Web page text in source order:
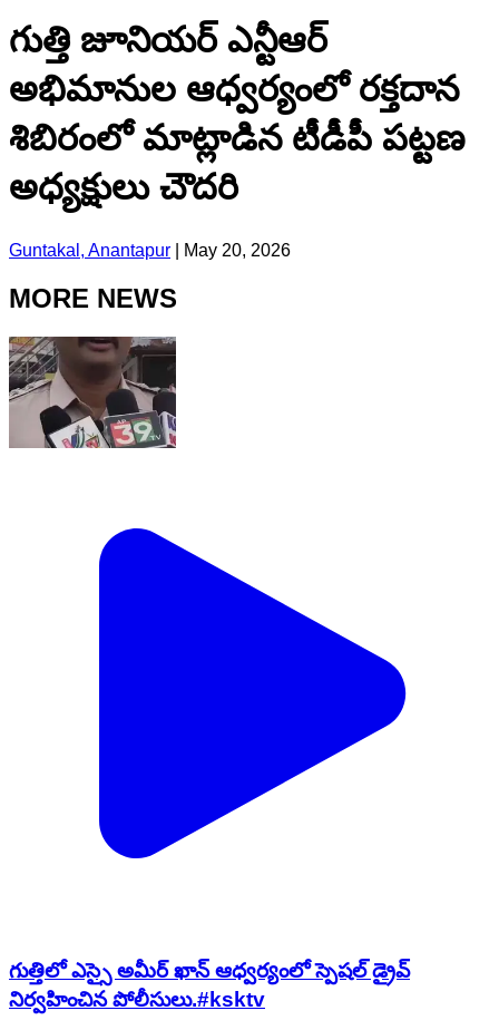
గుత్తి జూనియర్ ఎన్టీఆర్
అభిమానుల ఆధ్వర్యంలో రక్తదాన
శిబిరంలో మాట్లాడిన టీడీపీ పట్టణ
అధ్యక్షులు చౌదరి
Guntakal, Anantapur May 20, 2026
MORE NEWS
గుత్తిలో ఎస్సై అమీర్ ఖాన్ ఆధ్వర్యంలో స్పెషల్ డ్రైవ్
నిర్వహించిన పోలీసులు.#ksktv